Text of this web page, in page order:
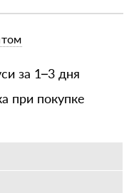
за 1–3 дня
при покупке